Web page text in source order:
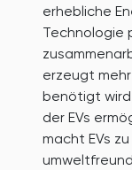
erhebliche
Technologie
erzeugt
benötigt
der EVs
macht EVs